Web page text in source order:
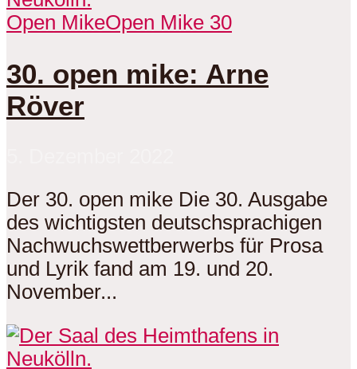
Open MikeOpen Mike 30
30. open mike: Arne
Röver
Der 30. open mike Die 30. Ausgabe
des wichtigsten deutschsprachigen
Nachwuchswettberwerbs für Prosa
und Lyrik fand am 19. und 20.
November...